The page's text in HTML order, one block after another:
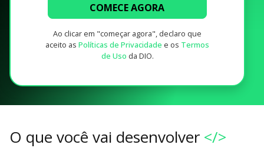
COMECE AGORA
Ao clicar em "começar agora", declaro que
aceito as Políticas de Privacidade e os Termos
de Uso da DIO.
O que você vai desenvolver </>